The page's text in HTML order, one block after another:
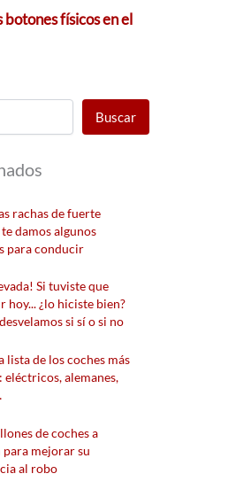
físicos en el
Buscar
rachas de fuerte
damos algunos
para conducir
Si tuviste que
hoy... ¿lo hiciste bien?
si sí o si no
lista de los coches más
eléctricos, alemanes,
de coches a
para mejorar su
al robo